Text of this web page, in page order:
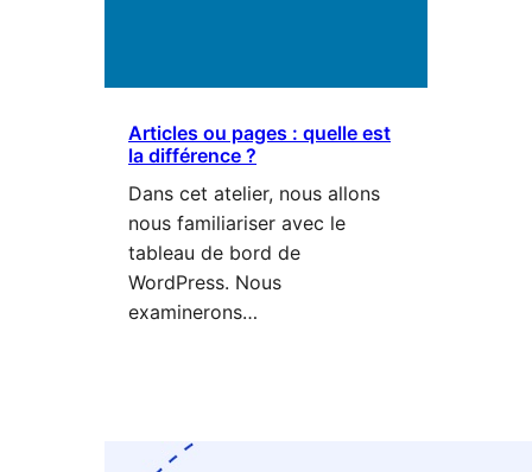
Articles ou pages : quelle est
la différence ?
Dans cet atelier, nous allons
nous familiariser avec le
tableau de bord de
WordPress. Nous
examinerons…